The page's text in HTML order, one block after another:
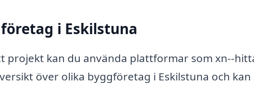
i Eskilstuna
kan du använda plattformar som xn--
över olika byggföretag i Eskilstuna och kan